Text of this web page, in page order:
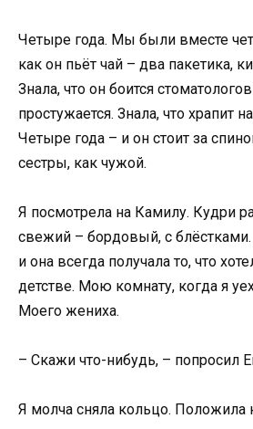
Четыре года. Мы были вместе
как он пьёт чай – два пакетика,
Знала, что он боится
простужается. Знала, что храпит
Четыре года – и он стоит за
сестры, как чужой.
Я посмотрела на Камилу. Кудри
свежий – бордовый, с блёстками.
и она всегда получала то, что
детстве. Мою комнату, когда я
Моего жениха.
– Скажи что-нибудь, – попросил
Я молча сняла кольцо. Положила